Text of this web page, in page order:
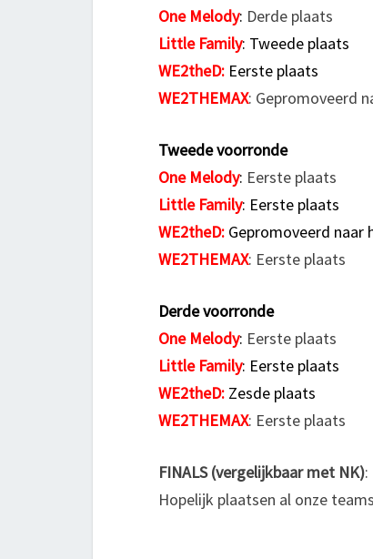
One Melody: Derde plaats
Little Family: Tweede plaats
WE2theD: Eerste plaats
WE2THEMAX: Gepromoveerd
Tweede voorronde
One Melody: Eerste plaats
Little Family: Eerste plaats
WE2theD: Gepromoveerd naar
WE2THEMAX: Eerste plaats
Derde voorronde
One Melody: Eerste plaats
Little Family: Eerste plaats
WE2theD: Zesde plaats
WE2THEMAX: Eerste plaats
FINALS (vergelijkbaar met NK):
Hopelijk plaatsen al onze